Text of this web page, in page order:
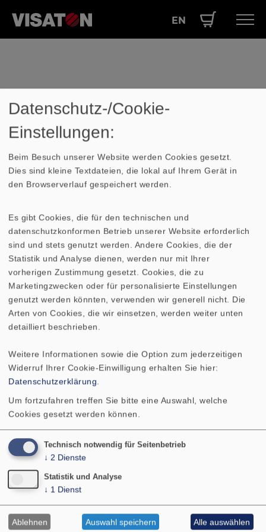
LEISTUNGEN
EN
Lexikon
Kennschalldruckpegel
Der mittlere Kennschalldruckpegel
Übertragungskurve ( Frequenzgang
Kontakt
Ohligser Str. 29-31
42781 Haan
Deutschland
Tel.: 02129 552-0
E-Mail: visaton@visaton.com
PRODUKTE
SERVICE
LEISTUNGEN
ÜBER UNS
SHOP
Datenschutz-/Cookie-
Einstellungen:
Beim Besuch unserer Website werden Cookies gesetzt.
Dies sind kleine Textdateien, die lokal auf Ihrem Gerät in
den Browserverlauf gespeichert werden.
Es gibt Cookies, die für den technischen und
datenschutzkonformen Betrieb unserer Website erforderlich
sind und stets genutzt werden. Andere Cookies, die der
Statistik und Analyse dienen, werden nur mit Ihrer
vorherigen Zustimmung gesetzt. Cookies, die zu
Marketingzwecken oder für personalisierte Einstellungen
genutzt werden könnten, verwenden wir generell nicht. Die
Arten von Cookies, die wir einsetzen, werden weiter unten
detailliert beschrieben.
Weitere Informationen sowie die Option zum jederzeitigen
Widerruf Ihrer Cookie-Einwilligung erhalten Sie hier:
Datenschutzerklärung
Um fortzufahren treffen Sie bitte eine Auswahl, welche
Cookies gesetzt werden können.
Technisch notwendig für Seitenbetrieb
↓ 2 Dienste
Statistik und Analyse
↓ 1 Dienst
Ablehnen Auswahl speichern Alle auswählen